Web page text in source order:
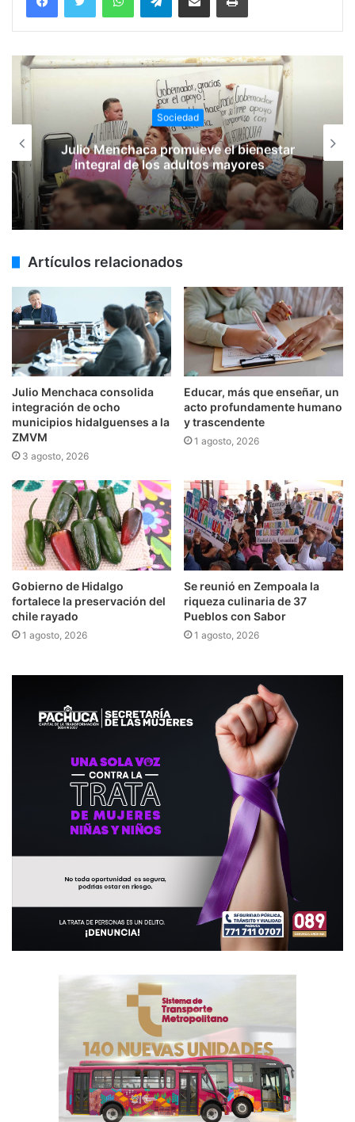
Sociedad
Julio Menchaca promueve el bienestar
integral de los adultos mayores
Artículos relacionados
Julio Menchaca consolida
integración de ocho
municipios hidalguenses a la
ZMVM
3 agosto, 2026
Educar, más que enseñar, un
acto profundamente humano
y trascendente
1 agosto, 2026
Gobierno de Hidalgo
fortalece la preservación del
chile rayado
1 agosto, 2026
Se reunió en Zempoala la
riqueza culinaria de 37
Pueblos con Sabor
1 agosto, 2026